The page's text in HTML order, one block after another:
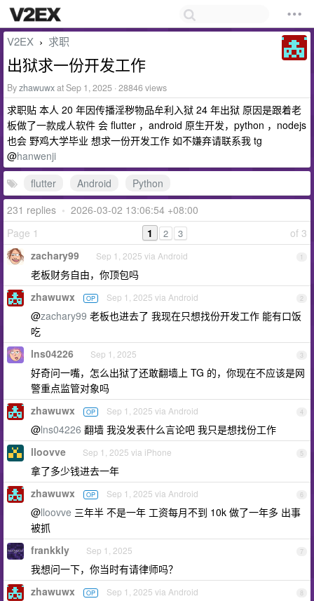
V2EX › 求职
出狱求一份开发工作
Byzhawuwxat Sep 1, 2025 · 28846 views
求职贴 本人 20 年因传播淫秽物品牟利入狱 24 年出狱 原因是跟着老
板做了一款成人软件 会 flutter ，android 原生开发，python ，nodejs
也会 野鸡大学毕业 想求一份开发工作 如不嫌弃请联系我 tg
@hanwenji
flutter
Android
Python
231 replies • 2026-03-02 13:06:54 +08:00
Page 1
of 3
1 2 3
1
zachary99 Sep 1, 2025 via Android
老板财务自由，你顶包吗
2
zhawuwx OP Sep 1, 2025 via Android
@zachary99 老板也进去了 我现在只想找份开发工作 能有口饭
吃
3
lns04226 Sep 1, 2025
好奇问一嘴，怎么出狱了还敢翻墙上 TG 的，你现在不应该是网
警重点监管对象吗
4
zhawuwx OP Sep 1, 2025 via Android
@lns04226 翻墙 我没发表什么言论吧 我只是想找份工作
5
lloovve Sep 1, 2025 via iPhone
拿了多少钱进去一年
6
zhawuwx OP Sep 1, 2025 via Android
@lloovve 三年半 不是一年 工资每月不到 10k 做了一年多 出事
被抓
7
frankkly Sep 1, 2025
我想问一下，你当时有请律师吗？
8
zhawuwx OP Sep 1, 2025 via Android